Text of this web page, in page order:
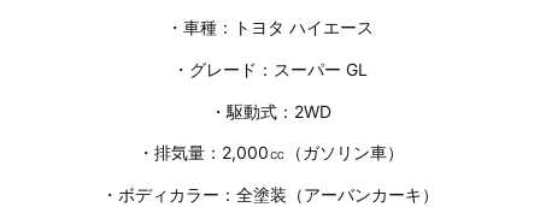
・車種：トヨタ ハイエース
・グレード：スーパー GL
・駆動式：2WD
・排気量：2,000㏄（ガソリン車）
・ボディカラー：全塗装（アーバンカーキ）